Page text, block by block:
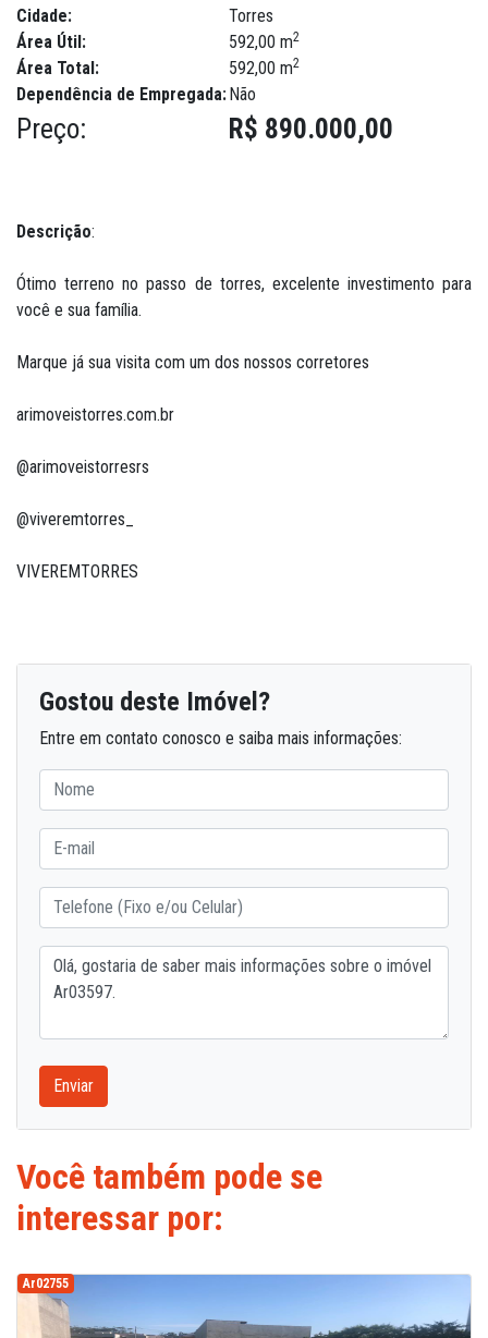
Cidade:
Área Útil:
Área Total:
Dependência de Empregada:
Preço:
Torres
592,00 m2
592,00 m2
Não
R$ 890.000,00
Descrição:
Ótimo terreno no passo de torres, excelente investimento para
você e sua família.
Marque já sua visita com um dos nossos corretores
arimoveistorres.com.br
@arimoveistorresrs
@viveremtorres_
VIVEREMTORRES
Gostou deste Imóvel?
Entre em contato conosco e saiba mais informações:
Enviar
Você também pode se
interessar por:
Ar02755